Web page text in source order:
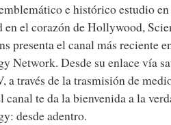
e histórico estudio
en el corazón de Hollywood,
presenta el canal más reciente
Network. Desde su enlace vía
a través de la trasmisión de
canal te da la bienvenida a la
desde adentro.